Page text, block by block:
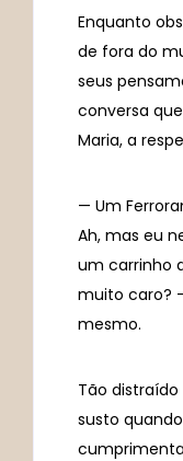
Enquanto
de fora do
seus
conversa
Maria, a
— Um
Ah, mas eu
um carrinho
muito caro?
mesmo.
Tão
susto